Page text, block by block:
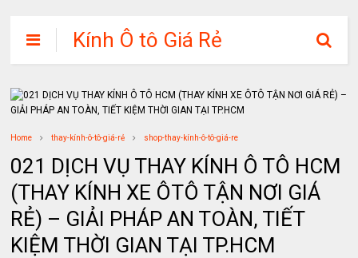
Kính Ô tô Giá Rẻ
Home thay-kính-ô-tô-giá-rẻ shop-thay-kính-ô-tô-giá-re
021 DỊCH VỤ THAY KÍNH Ô TÔ HCM
(THAY KÍNH XE ÔTÔ TẬN NƠI GIÁ
RẺ) – GIẢI PHÁP AN TOÀN, TIẾT
KIỆM THỜI GIAN TẠI TP.HCM